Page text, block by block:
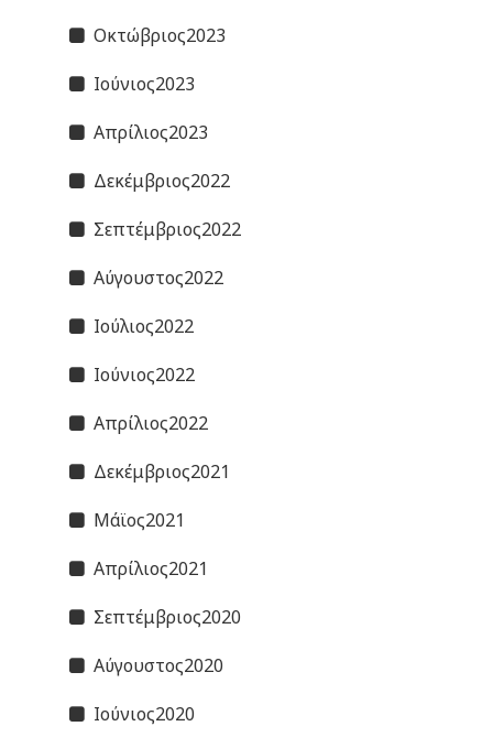
Οκτώβριος2023
Ιούνιος2023
Απρίλιος2023
Δεκέμβριος2022
Σεπτέμβριος2022
Αύγουστος2022
Ιούλιος2022
Ιούνιος2022
Απρίλιος2022
Δεκέμβριος2021
Μάϊος2021
Απρίλιος2021
Σεπτέμβριος2020
Αύγουστος2020
Ιούνιος2020